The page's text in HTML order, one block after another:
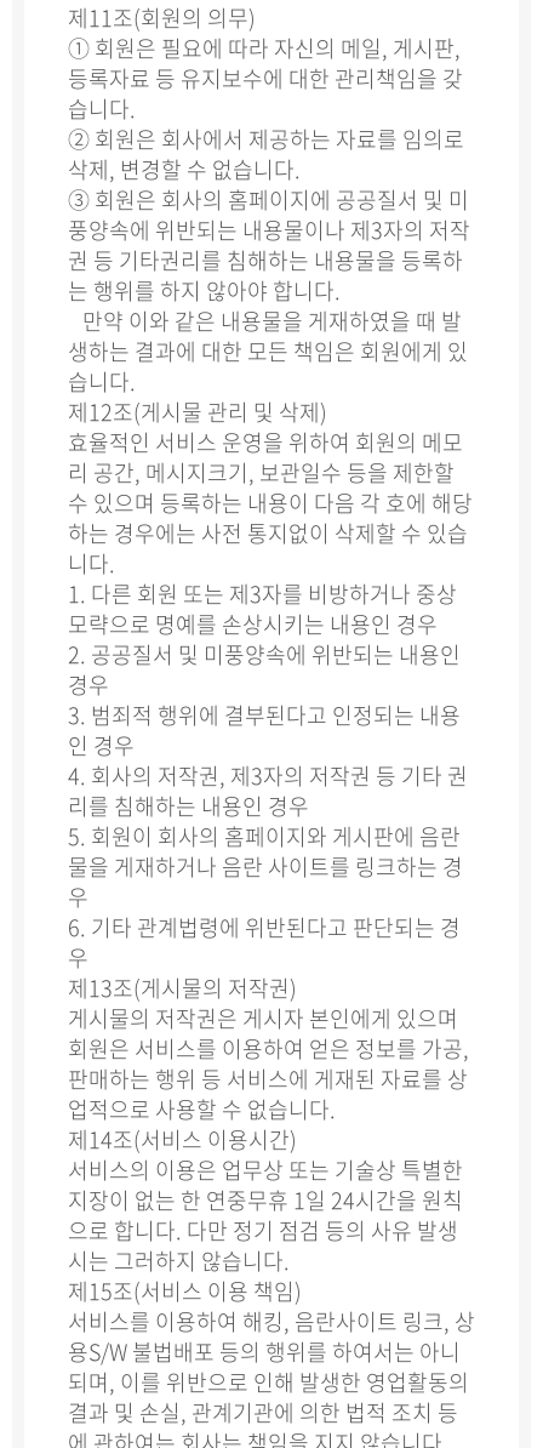
제11조(회원의 의무)
① 회원은 필요에 따라 자신의 메일, 게시판,
등록자료 등 유지보수에 대한 관리책임을 갖
습니다.
② 회원은 회사에서 제공하는 자료를 임의로
삭제, 변경할 수 없습니다.
③ 회원은 회사의 홈페이지에 공공질서 및 미
풍양속에 위반되는 내용물이나 제3자의 저작
권 등 기타권리를 침해하는 내용물을 등록하
는 행위를 하지 않아야 합니다.
만약 이와 같은 내용물을 게재하였을 때 발
생하는 결과에 대한 모든 책임은 회원에게 있
습니다.
제12조(게시물 관리 및 삭제)
효율적인 서비스 운영을 위하여 회원의 메모
리 공간, 메시지크기, 보관일수 등을 제한할
수 있으며 등록하는 내용이 다음 각 호에 해당
하는 경우에는 사전 통지없이 삭제할 수 있습
니다.
1. 다른 회원 또는 제3자를 비방하거나 중상
모략으로 명예를 손상시키는 내용인 경우
2. 공공질서 및 미풍양속에 위반되는 내용인
경우
3. 범죄적 행위에 결부된다고 인정되는 내용
인 경우
4. 회사의 저작권, 제3자의 저작권 등 기타 권
리를 침해하는 내용인 경우
5. 회원이 회사의 홈페이지와 게시판에 음란
물을 게재하거나 음란 사이트를 링크하는 경
우
6. 기타 관계법령에 위반된다고 판단되는 경
우
제13조(게시물의 저작권)
게시물의 저작권은 게시자 본인에게 있으며
회원은 서비스를 이용하여 얻은 정보를 가공,
판매하는 행위 등 서비스에 게재된 자료를 상
업적으로 사용할 수 없습니다.
제14조(서비스 이용시간)
서비스의 이용은 업무상 또는 기술상 특별한
지장이 없는 한 연중무휴 1일 24시간을 원칙
으로 합니다. 다만 정기 점검 등의 사유 발생
시는 그러하지 않습니다.
제15조(서비스 이용 책임)
서비스를 이용하여 해킹, 음란사이트 링크, 상
용S/W 불법배포 등의 행위를 하여서는 아니
되며, 이를 위반으로 인해 발생한 영업활동의
결과 및 손실, 관계기관에 의한 법적 조치 등